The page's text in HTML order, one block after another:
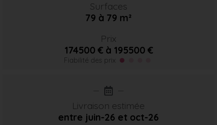
Surfaces
79 à 79 m²
Prix
174500 € à 195500 €
Fiabilité des prix
Livraison estimée
entre juin-26 et oct-26